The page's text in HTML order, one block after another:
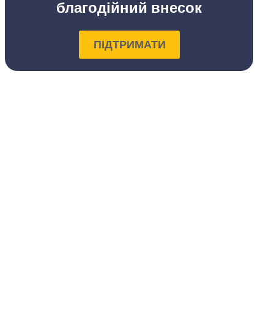
благодійний внесок
ПІДТРИМАТИ